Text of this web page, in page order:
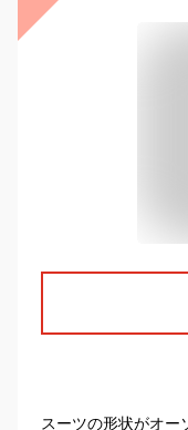
スーツの形状がオー